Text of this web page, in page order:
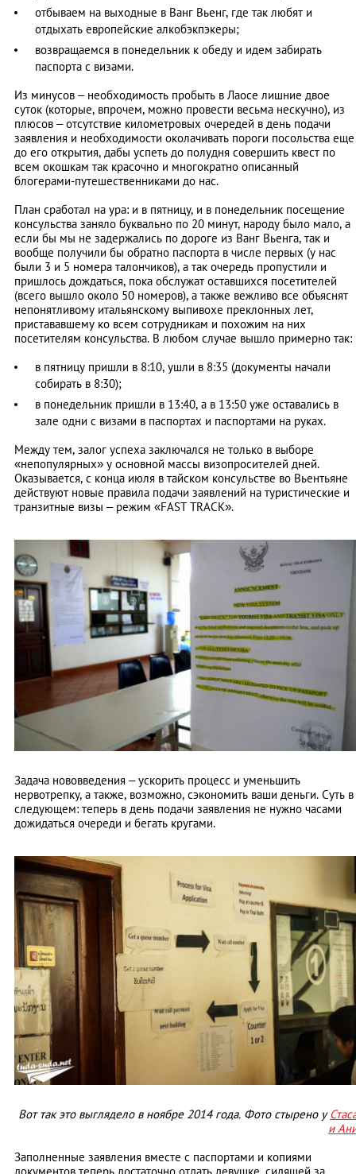
отбываем на выходные в Ванг Вьенг, где так любят и
отдыхать европейские алкобэкпэкеры;
возвращаемся в понедельник к обеду и идем забирать
паспорта с визами.
Из минусов – необходимость пробыть в Лаосе лишние двое
суток (которые, впрочем, можно провести весьма нескучно), из
плюсов – отсутствие километровых очередей в день подачи
заявления и необходимости околачивать пороги посольства еще
до его открытия, дабы успеть до полудня совершить квест по
всем окошкам так красочно и многократно описанный
блогерами-путешественниками до нас.
План сработал на ура: и в пятницу, и в понедельник посещение
консульства заняло буквально по 20 минут, народу было мало, а
если бы мы не задержались по дороге из Ванг Вьенга, так и
вообще получили бы обратно паспорта в числе первых (у нас
были 3 и 5 номера талончиков), а так очередь пропустили и
пришлось дождаться, пока обслужат оставшихся посетителей
(всего вышло около 50 номеров), а также вежливо все объяснят
непонятливому итальянскому выпивохе преклонных лет,
пристававшему ко всем сотрудникам и похожим на них
посетителям консульства. В любом случае вышло примерно так:
в пятницу пришли в 8:10, ушли в 8:35 (документы начали
собирать в 8:30);
в понедельник пришли в 13:40, а в 13:50 уже оставались в
зале одни с визами в паспортах и паспортами на руках.
Между тем, залог успеха заключался не только в выборе
«непопулярных» у основной массы визопросителей дней.
Оказывается, с конца июля в тайском консульстве во Вьентьяне
действуют новые правила подачи заявлений на туристические и
транзитные визы – режим «FAST TRACK».
Задача нововведения – ускорить процесс и уменьшить
нервотрепку, а также, возможно, сэкономить ваши деньги. Суть в
следующем: теперь в день подачи заявления не нужно часами
дожидаться очереди и бегать кругами.
Вот так это выглядело в ноябре 2014 года. Фото стырено у
и
Заполненные заявления вместе с паспортами и копиями